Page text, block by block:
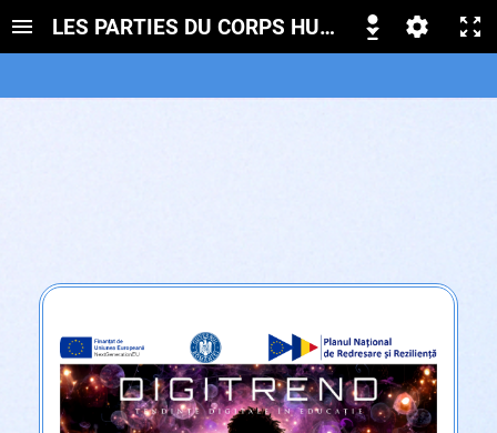
LES PARTIES DU CORPS HUMAIN